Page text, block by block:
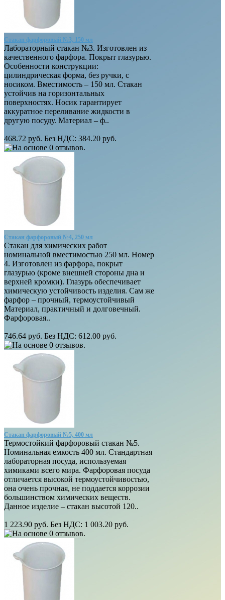
Стакан фарфоровый №3, 150 мл
Лабораторный стакан №3. Изготовлен из
качественного фарфора. Покрыт глазурью.
Особенности конструкции:
цилиндрическая форма, без ручки, с
носиком. Вместимость – 150 мл. Стакан
устойчив на горизонтальных
поверхностях. Носик гарантирует
аккуратное переливание жидкости в
другую посуду. Материал – ф..
468.72 руб. Без НДС: 384.20 руб.
Стакан фарфоровый №4, 250 мл
Стакан для химических работ
номинальной вместимостью 250 мл. Номер
4. Изготовлен из фарфора, покрыт
глазурью (кроме внешней стороны дна и
верхней кромки). Глазурь обеспечивает
химическую устойчивость изделия. Сам же
фарфор – прочный, термоустойчивый
Материал, практичный и долговечный.
Фарфоровая..
746.64 руб. Без НДС: 612.00 руб.
Стакан фарфоровый №5, 400 мл
Термостойкий фарфоровый стакан №5.
Номинальная емкость 400 мл. Стандартная
лабораторная посуда, используемая
химиками всего мира. Фарфоровая посуда
отличается высокой термоустойчивостью,
она очень прочная, не поддается коррозии
большинством химических веществ.
Данное изделие – стакан высотой 120..
1 223.90 руб. Без НДС: 1 003.20 руб.